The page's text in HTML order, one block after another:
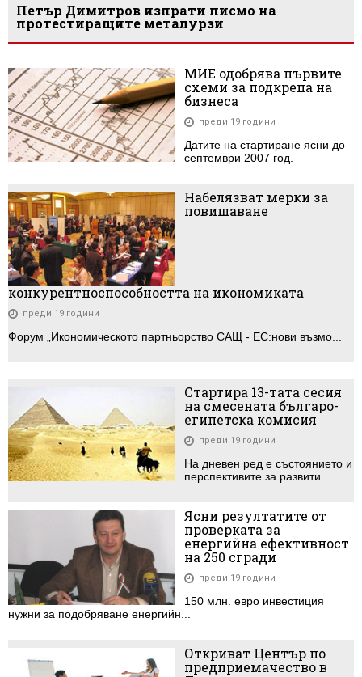
Петър Димитров изпрати писмо на
протестиращите металурзи
МИЕ одобрява първите
схеми за подкрепа на
бизнеса
преди 19 години
Датите на стартиране ясни до
септември 2007 год.
Набелязват мерки за
повишаване
конкурентноспособността на икономиката
преди 19 години
Форум „Икономическото партньорство САЩ - ЕС:нови възмо...
Стартира 13-тата сесия
на смесената българо-
египетска комисия
преди 19 години
На дневен ред е състоянието и
перспективите за развити...
Ясни резултатите от
проверката за
енергийна ефективност
на 250 сгради
преди 19 години
150 млн. евро инвестиция
нужни за подобряване енергийн...
Откриват Център по
предприемачество в